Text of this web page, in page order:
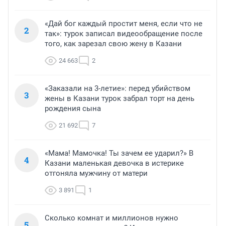
2
«Дай бог каждый простит меня, если что не
так»: турок записал видеообращение после
того, как зарезал свою жену в Казани
24 663 2
3
«Заказали на 3-летие»: перед убийством
жены в Казани турок забрал торт на день
рождения сына
21 692 7
4
«Мама! Мамочка! Ты зачем ее ударил?» В
Казани маленькая девочка в истерике
отгоняла мужчину от матери
3 891 1
Сколько комнат и миллионов нужно